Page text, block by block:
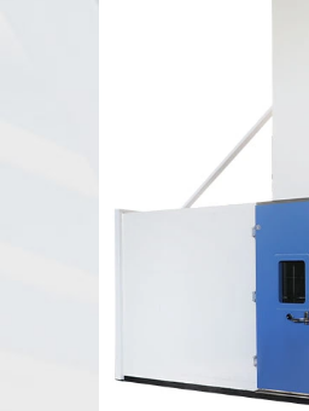
Buồng thử mưa
Buồng thử nghiệm đặc biệt
Thiết bị kiểm tra IP